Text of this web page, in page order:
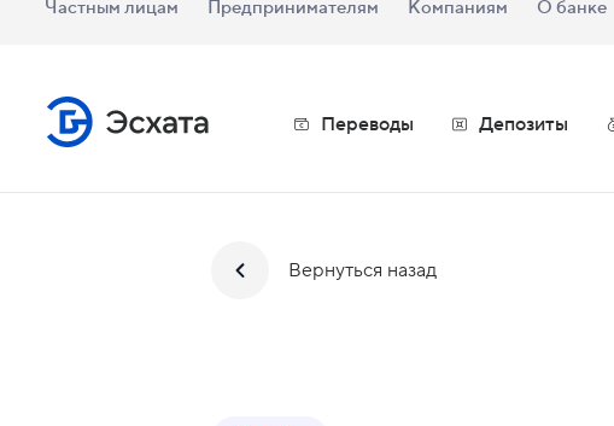
Частным лицам Предпринимателям Компаниям О банке
Переводы Депозиты
Вернуться назад